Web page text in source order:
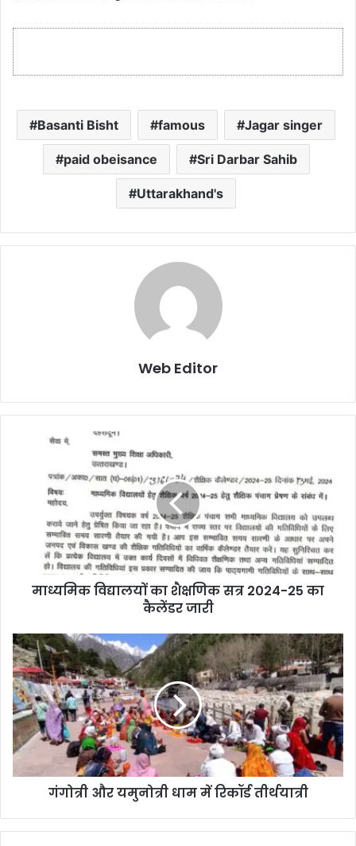
Basanti Bisht famous Jagar singer
paid obeisance Sri Darbar Sahib
Uttarakhand's
Web Editor
माध्यमिक विद्यालयों का शैक्षणिक सत्र 2024-25 का
कैलेंडर जारी
गंगोत्री और यमुनोत्री धाम में रिकॉर्ड तीर्थयात्री